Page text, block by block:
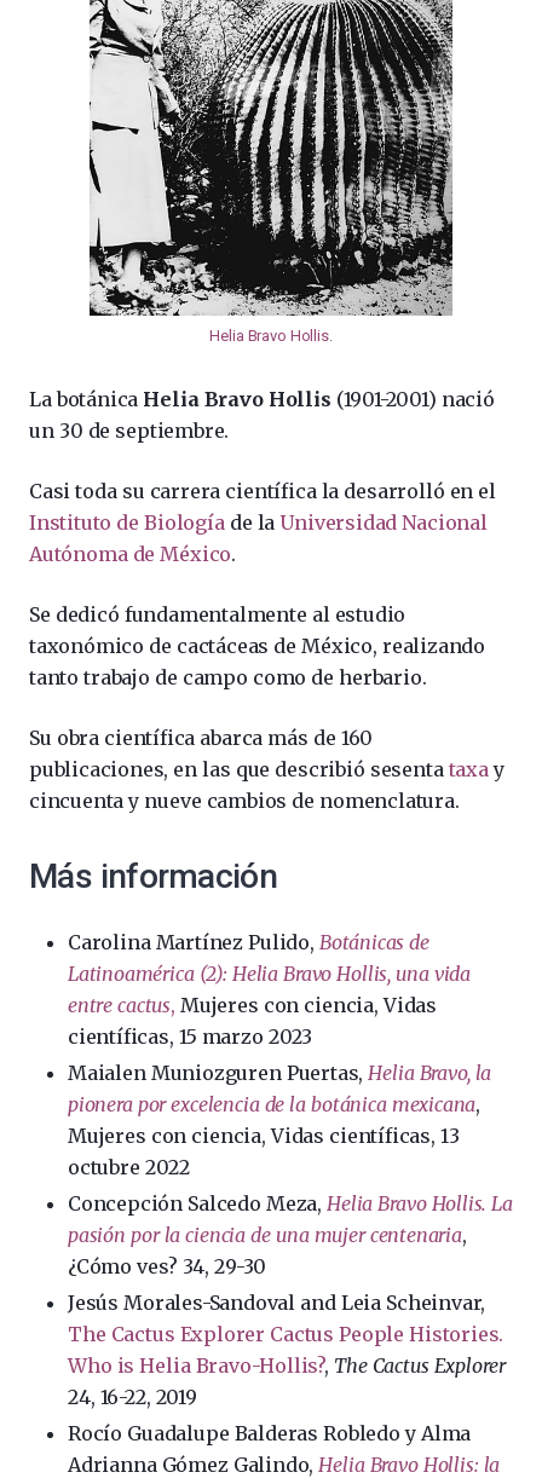
Helia Bravo Hollis.
La botánica Helia Bravo Hollis (1901-2001) nació
un 30 de septiembre.
Casi toda su carrera científica la desarrolló en el
Instituto de Biologíade la Universidad Nacional
Autónoma de México.
Se dedicó fundamentalmente al estudio
taxonómico de cactáceas de México, realizando
tanto trabajo de campo como de herbario.
Su obra científica abarca más de 160
publicaciones, en las que describió sesenta taxay
cincuenta y nueve cambios de nomenclatura.
Más información
Carolina Martínez Pulido, Botánicas de
Latinoamérica (2): Helia Bravo Hollis, una vida
entre cactus, Mujeres con ciencia, Vidas
científicas, 15 marzo 2023
Maialen Muniozguren Puertas,Helia Bravo, la
pionera por excelencia de la botánica mexicana,
Mujeres con ciencia, Vidas científicas, 13
octubre 2022
Concepción Salcedo Meza,Helia Bravo Hollis. La
pasión por la ciencia de una mujer centenaria,
¿Cómo ves? 34, 29-30
Jesús Morales-Sandoval and Leia Scheinvar,
The Cactus Explorer Cactus People Histories.
Who is Helia Bravo-Hollis?, The Cactus Explorer
24, 16-22, 2019
Rocío Guadalupe Balderas Robledo y Alma
Adrianna Gómez Galindo,Helia Bravo Hollis: la